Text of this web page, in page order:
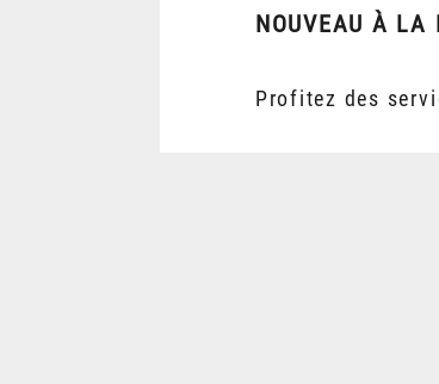
NOUVEAU À LA
Profitez des